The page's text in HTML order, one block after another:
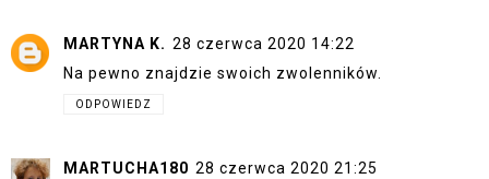
MARTYNA K. 28 czerwca 2020 14:22
Na pewno znajdzie swoich zwolenników.
ODPOWIEDZ
MARTUCHA180 28 czerwca 2020 21:25